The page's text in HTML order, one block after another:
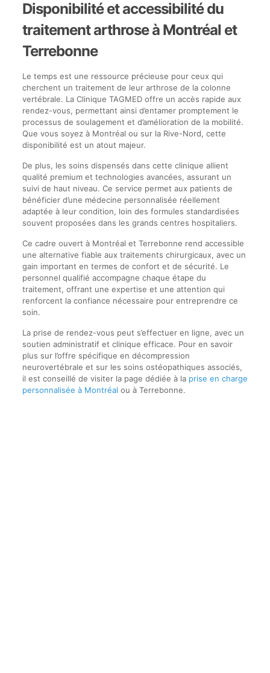
Disponibilité et accessibilité du
traitement arthrose à Montréal et
Terrebonne
Le temps est une ressource précieuse pour ceux qui
cherchent un traitement de leur arthrose de la colonne
vertébrale. La Clinique TAGMED offre un accès rapide aux
rendez-vous, permettant ainsi d’entamer promptement le
processus de soulagement et d’amélioration de la mobilité.
Que vous soyez à Montréal ou sur la Rive-Nord, cette
disponibilité est un atout majeur.
De plus, les soins dispensés dans cette clinique allient
qualité premium et technologies avancées, assurant un
suivi de haut niveau. Ce service permet aux patients de
bénéficier d’une médecine personnalisée réellement
adaptée à leur condition, loin des formules standardisées
souvent proposées dans les grands centres hospitaliers.
Ce cadre ouvert à Montréal et Terrebonne rend accessible
une alternative fiable aux traitements chirurgicaux, avec un
gain important en termes de confort et de sécurité. Le
personnel qualifié accompagne chaque étape du
traitement, offrant une expertise et une attention qui
renforcent la confiance nécessaire pour entreprendre ce
soin.
La prise de rendez-vous peut s’effectuer en ligne, avec un
soutien administratif et clinique efficace. Pour en savoir
plus sur l’offre spécifique en décompression
neurovertébrale et sur les soins ostéopathiques associés,
il est conseillé de visiter la page dédiée à la prise en charge
personnalisée à Montréal ou à Terrebonne.